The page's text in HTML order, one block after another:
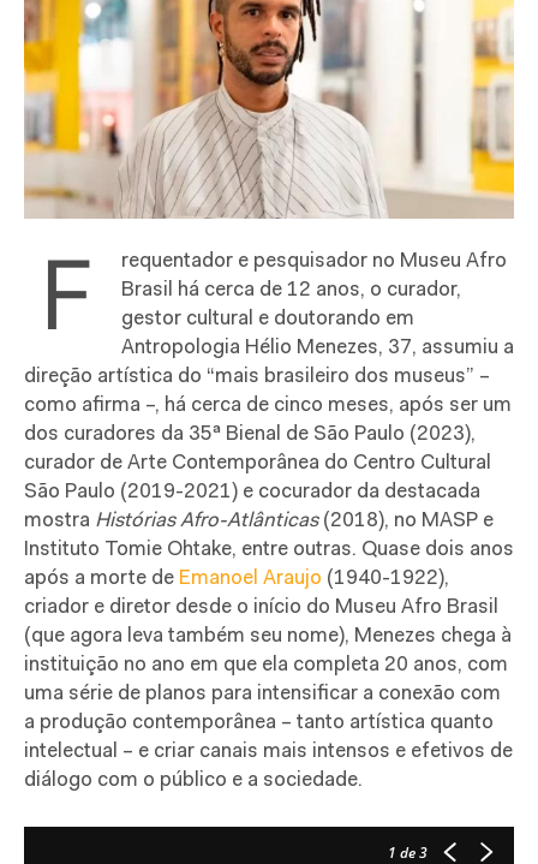
F
requentador e pesquisador no Museu Afro
Brasil há cerca de 12 anos, o curador,
gestor cultural e doutorando em
Antropologia Hélio Menezes, 37, assumiu a
direção artística do “mais brasileiro dos museus” –
como afirma –, há cerca de cinco meses, após ser um
dos curadores da 35ª Bienal de São Paulo (2023),
curador de Arte Contemporânea do Centro Cultural
São Paulo (2019-2021) e cocurador da destacada
mostra Histórias Afro-Atlânticas (2018), no MASP e
Instituto Tomie Ohtake, entre outras. Quase dois anos
após a morte de Emanoel Araujo (1940-1922),
criador e diretor desde o início do Museu Afro Brasil
(que agora leva também seu nome), Menezes chega à
instituição no ano em que ela completa 20 anos, com
uma série de planos para intensificar a conexão com
a produção contemporânea – tanto artística quanto
intelectual – e criar canais mais intensos e efetivos de
diálogo com o público e a sociedade.
1 de 3